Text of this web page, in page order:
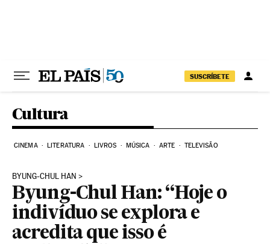
SUSCRÍBETE
Cultura
CINEMA LITERATURA LIVROS MÚSICA ARTE TELEVISÃO
BYUNG-CHUL HAN
Byung-Chul Han: “Hoje o
indivíduo se explora e
acredita que isso é